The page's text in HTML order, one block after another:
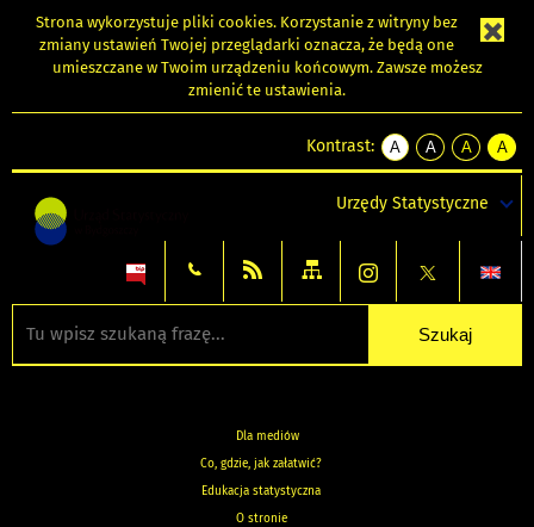
Strona wykorzystuje pliki cookies. Korzystanie z witryny bez
zmiany ustawień Twojej przeglądarki oznacza, że będą one
umieszczane w Twoim urządzeniu końcowym. Zawsze możesz
zmienić te ustawienia.
Kontrast:
A
kontrast
A
kontrast
tekst
czarnym
A
kontrast
tekst
czarnym
A
tekst
żółtym
Urzędy Statystyczne
Dla mediów
Co, gdzie, jak załatwić?
Edukacja statystyczna
O stronie